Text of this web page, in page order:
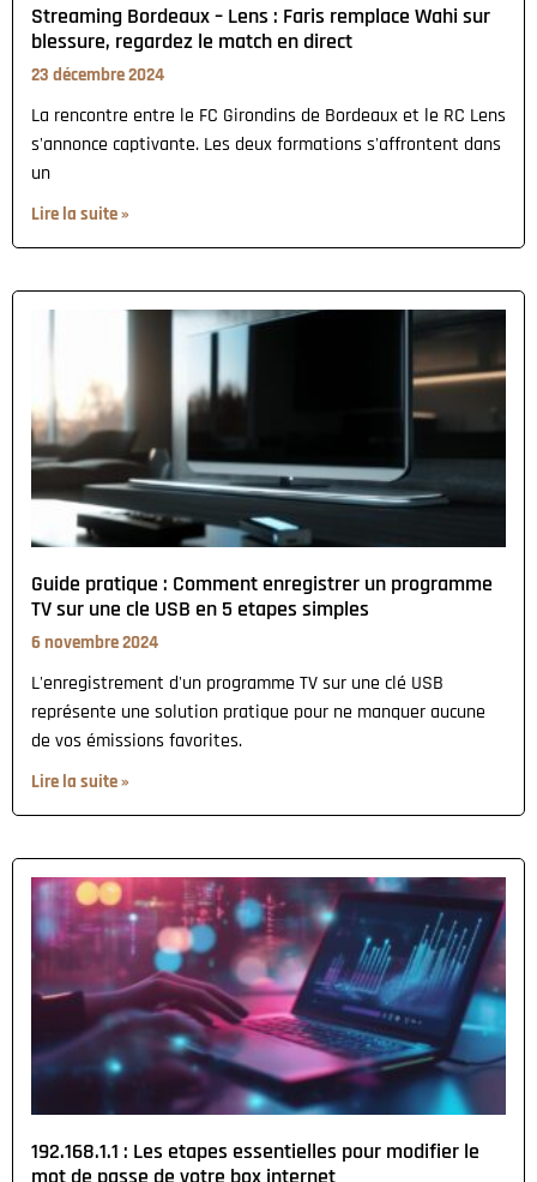
Streaming Bordeaux – Lens : Faris remplace Wahi sur
blessure, regardez le match en direct
23 décembre 2024
La rencontre entre le FC Girondins de Bordeaux et le RC Lens
s'annonce captivante. Les deux formations s'affrontent dans
un
Lire la suite »
Guide pratique : Comment enregistrer un programme
TV sur une cle USB en 5 etapes simples
6 novembre 2024
L'enregistrement d'un programme TV sur une clé USB
représente une solution pratique pour ne manquer aucune
de vos émissions favorites.
Lire la suite »
192.168.1.1 : Les etapes essentielles pour modifier le
mot de passe de votre box internet